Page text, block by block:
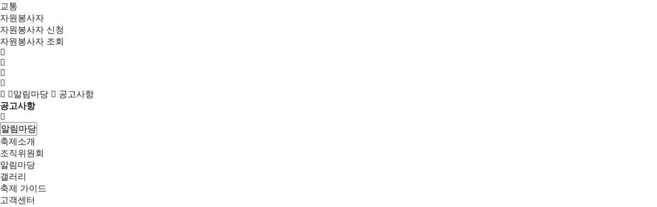
교통
자원봉사자
자원봉사자 신청
자원봉사자 조회
알림마당
공고사항
공고사항
알림마당
축제소개
조직위원회
알림마당
갤러리
축제 가이드
고객센터